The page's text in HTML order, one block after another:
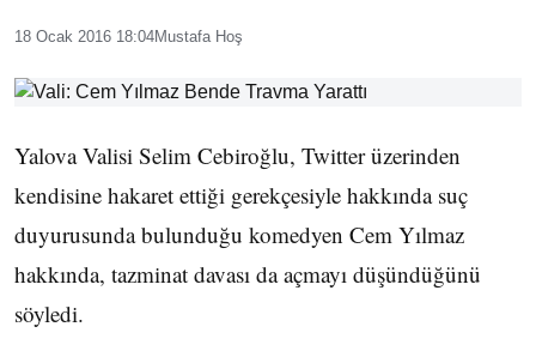
18 Ocak 2016 18:04Mustafa Hoş
Yalova Valisi Selim Cebiroğlu, Twitter üzerinden
kendisine hakaret ettiği gerekçesiyle hakkında suç
duyurusunda bulunduğu komedyen Cem Yılmaz
hakkında, tazminat davası da açmayı düşündüğünü
söyledi.